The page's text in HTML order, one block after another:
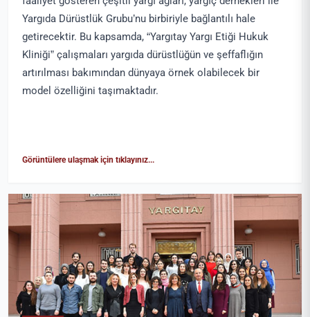
Yargıda Dürüstlük Grubu’nu birbiriyle bağlantılı hale
getirecektir. Bu kapsamda, “Yargıtay Yargı Etiği Hukuk
Kliniği” çalışmaları yargıda dürüstlüğün ve şeffaflığın
artırılması bakımından dünyaya örnek olabilecek bir
model özelliğini taşımaktadır.
Görüntülere ulaşmak için tıklayınız...